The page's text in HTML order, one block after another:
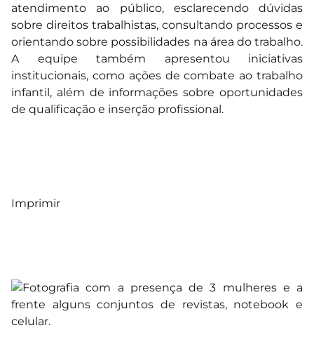
atendimento ao público, esclarecendo dúvidas
sobre direitos trabalhistas, consultando processos e
orientando sobre possibilidades na área do trabalho.
A equipe também apresentou iniciativas
institucionais, como ações de combate ao trabalho
infantil, além de informações sobre oportunidades
de qualificação e inserção profissional.
Imprimir